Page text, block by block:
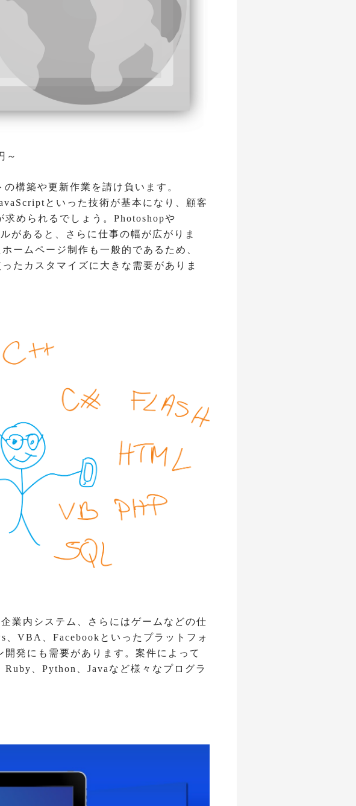
～
構築や更新作業を請け負います。
といった技術が基本になり、顧客
められるでしょう。Photoshopや
があると、さらに仕事の幅が広がりま
ームページ制作も一般的であるため、
たカスタマイズに大きな需要がありま
業内システム、さらにはゲームなどの仕
、VBA、Facebookといったプラットフォ
発にも需要があります。案件によって
、Python、Javaなど様々なプログラ